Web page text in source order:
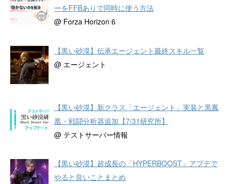
ーをFFBありで同時に使う方法
@ Forza Horizon 6
【黒い砂漠】伝承エージェント最終スキル一覧
@ エージェント
【黒い砂漠】新クラス「エージェント」実装と黒鳳
凰・戦闘分析器追加【7/31研究所】
@ テストサーバー情報
【黒い砂漠】超成長の「HYPERBOOST」アプデで
やると良いことまとめ